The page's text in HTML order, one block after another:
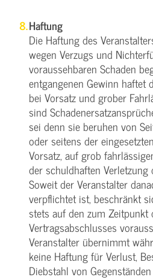
Haftung
Die Haftung des
wegen Verzugs und
voraussehbaren Schaden
entgangenen Gewinn
bei Vorsatz und grober
sind
sei denn sie beruhen von
oder seitens der
Vorsatz, auf grob
der schuldhaften Verletzung
Soweit der Veranstalter
verpflichtet ist, beschränkt
stets auf den zum Zeitpunkt
Vertragsabschlusses
Veranstalter übernimmt
keine Haftung für Verlust,
Diebstahl von